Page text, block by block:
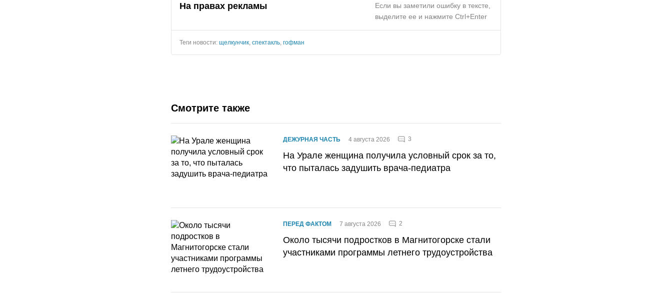
На правах рекламы
Если вы заметили ошибку в тексте,
выделите ее и нажмите Ctrl+Enter
Теги новости: щелкунчик спектакль гофман
Смотрите также
ДЕЖУРНАЯ ЧАСТЬ 4 августа 2026 3
На Урале женщина получила условный срок за то,
что пыталась задушить врача-педиатра
ПЕРЕД ФАКТОМ 7 августа 2026 2
Около тысячи подростков в Магнитогорске стали
участниками программы летнего трудоустройства